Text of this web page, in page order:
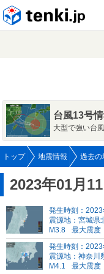
台風13号
大型で強い台
トップ 地震情報 過去の
2023年01月
発生時刻：
震源地：宮城県
M3.8
最大震度
発生時刻：
震源地：神奈川
M4.1
最大震度